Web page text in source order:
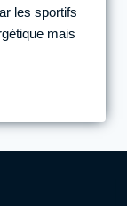
les sportifs
mais